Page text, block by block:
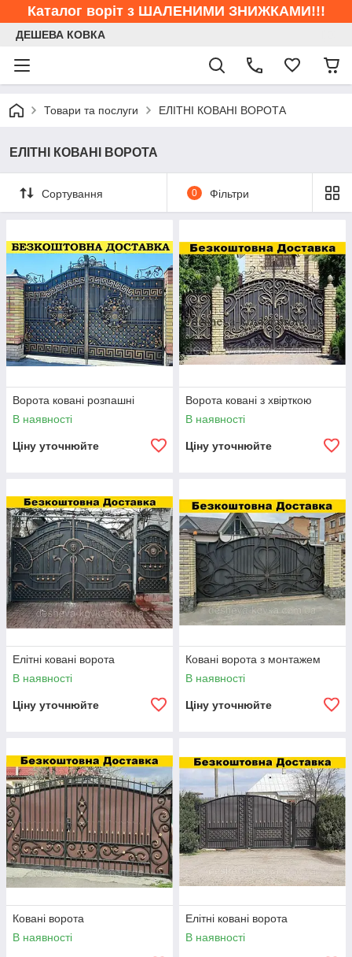
Каталог воріт з ШАЛЕНИМИ ЗНИЖКАМИ!!!
ДЕШЕВА КОВКА
Товари та послуги ЕЛІТНІ КОВАНІ ВОРОТА
ЕЛІТНІ КОВАНІ ВОРОТА
Сортування 0 Фільтри
Ворота ковані розпашні
В наявності
Ціну уточнюйте
Ворота ковані з хвірткою
В наявності
Ціну уточнюйте
Елітні ковані ворота
В наявності
Ціну уточнюйте
Ковані ворота з монтажем
В наявності
Ціну уточнюйте
Ковані ворота
В наявності
Елітні ковані ворота
В наявності